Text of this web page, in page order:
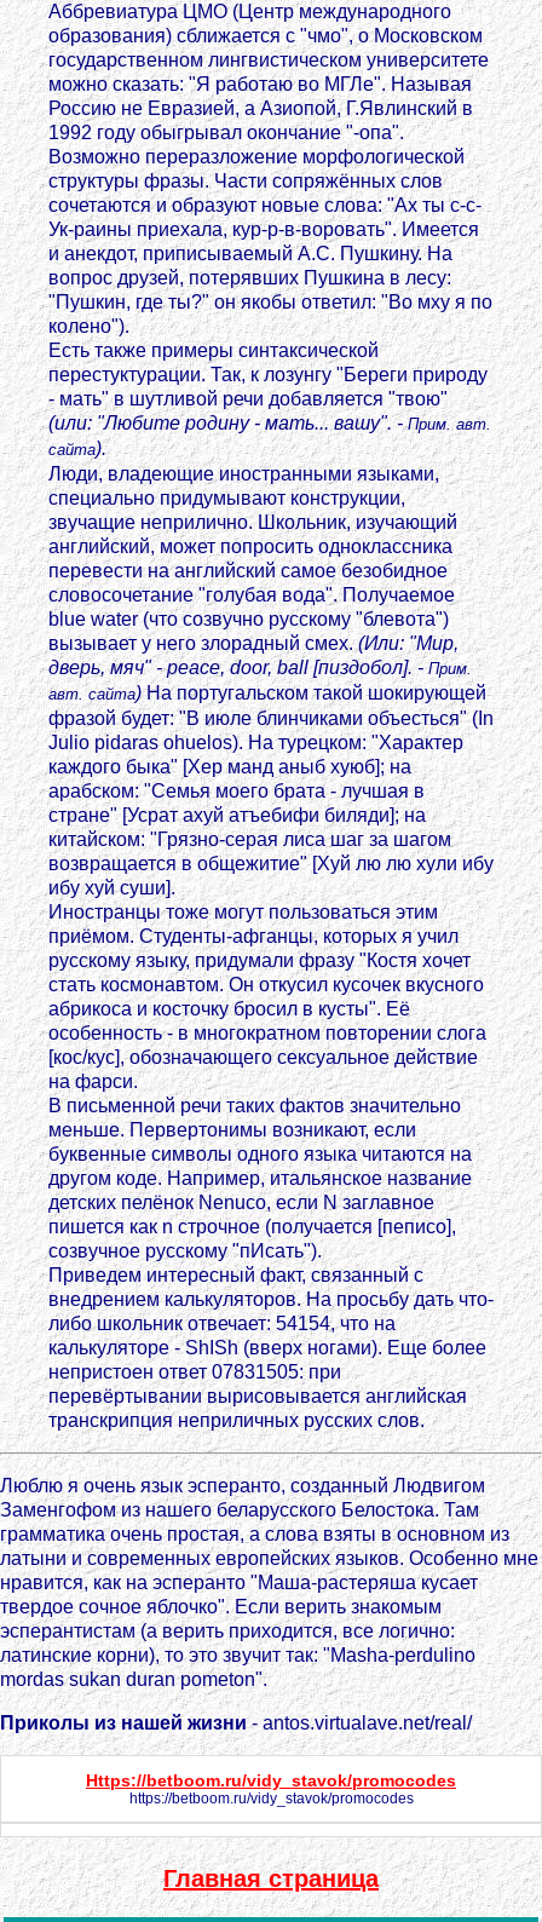
Аббревиатура ЦМО (Центр международного
образования) сближается с "чмо", о Московском
государственном лингвистическом университете
можно сказать: "Я работаю во МГЛе". Называя
Россию не Евразией, а Азиопой, Г.Явлинский в
1992 году обыгрывал окончание "-опа".
Возможно переразложение морфологической
структуры фразы. Части сопряжённых слов
сочетаются и образуют новые слова: "Ах ты с-с-
Ук-раины приехала, кур-р-в-воровать". Имеется
и анекдот, приписываемый А.С. Пушкину. На
вопрос друзей, потерявших Пушкина в лесу:
"Пушкин, где ты?" он якобы ответил: "Во мху я по
колено").
Есть также примеры синтаксической
перестуктурации. Так, к лозунгу "Береги природу
- мать" в шутливой речи добавляется "твою"
(или: "Любите родину - мать... вашу". -Прим. авт.
сайта).
Люди, владеющие иностранными языками,
специально придумывают конструкции,
звучащие неприлично. Школьник, изучающий
английский, может попросить одноклассника
перевести на английский самое безобидное
словосочетание "голубая вода". Получаемое
blue water (что созвучно русскому "блевота")
вызывает у него злорадный смех.(Или: "Мир,
дверь, мяч" - peace, door, ball [пиздобол]. -Прим.
авт. сайта)На португальском такой шокирующей
фразой будет: "В июле блинчиками объесться" (In
Julio pidaras ohuelos). На турецком: "Характер
каждого быка" [Хер манд аныб хуюб]; на
арабском: "Семья моего брата - лучшая в
стране" [Усрат ахуй атъебифи биляди]; на
китайском: "Грязно-серая лиса шаг за шагом
возвращается в общежитие" [Хуй лю лю хули ибу
ибу хуй суши].
Иностранцы тоже могут пользоваться этим
приёмом. Cтуденты-афганцы, которых я учил
русскому языку, придумали фразу "Костя хочет
стать космонавтом. Он откусил кусочек вкусного
абрикоса и косточку бросил в кусты". Её
особенность - в многократном повторении слога
[кос/кус], обозначающего сексуальное действие
на фарси.
В письменной речи таких фактов значительно
меньше. Первертонимы возникают, если
буквенные символы одного языка читаются на
другом коде. Например, итальянское название
детских пелёнок Nenuco, если N заглавное
пишется как n строчное (получается [пеписо],
созвучное русскому "пИсать").
Приведем интересный факт, связанный с
внедрением калькуляторов. На просьбу дать что-
либо школьник отвечает: 54154, что на
калькуляторе - ShISh (вверх ногами). Еще более
непристоен ответ 07831505: при
перевёртывании вырисовывается английская
транскрипция неприличных русских слов.
Люблю я очень язык эсперанто, созданный Людвигом
Заменгофом из нашего беларусского Белостока. Там
грамматика очень простая, а слова взяты в основном из
латыни и современных европейских языков. Особенно мне
нравится, как на эсперанто "Маша-растеряша кусает
твердое сочное яблочко". Если верить знакомым
эсперантистам (а верить приходится, все логично:
латинские корни), то это звучит так: "Masha-perdulino
mordas sukan duran pometon".
Приколы из нашей жизни- antos.virtualave.net/real/
Https://betboom.ru/vidy_stavok/promocodes
https://betboom.ru/vidy_stavok/promocodes
Главная страница